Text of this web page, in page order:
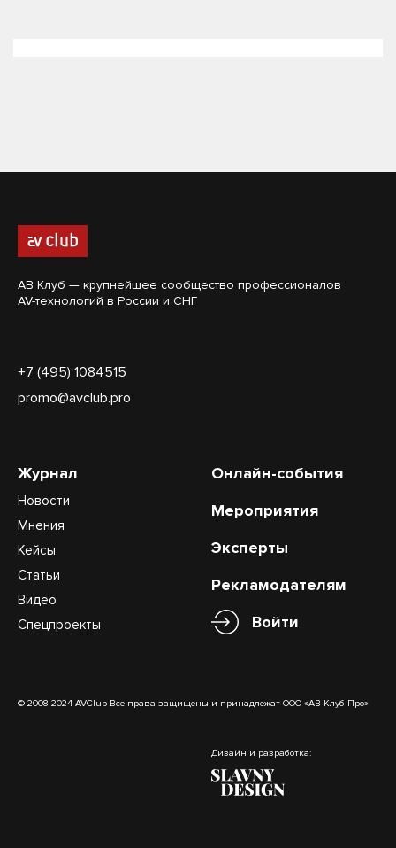
АВ Клуб — крупнейшее сообщество профессионалов
AV-технологий в России и СНГ
+7 (495) 1084515
promo@avclub.pro
Журнал
Новости
Мнения
Кейсы
Статьи
Видео
Спецпроекты
Онлайн-события
Мероприятия
Эксперты
Рекламодателям
Войти
© 2008-2024 AVClub Все права защищены и принадлежат ООО «АВ Клуб Про»
Дизайн и разработка: